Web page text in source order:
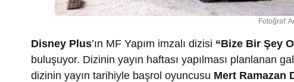
Fotoğraf:
Disney Plus’ın MF Yapım imzalı dizisi “Bize Bir Şey
buluşuyor. Dizinin yayın haftası yapılması planlanan
dizinin yayın tarihiyle başrol oyuncusu Mert Ramazan